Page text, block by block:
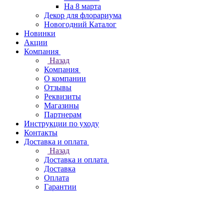
На 8 марта
Декор для флорариума
Новогодний Каталог
Новинки
Акции
Компания
Назад
Компания
О компании
Отзывы
Реквизиты
Магазины
Партнерам
Инструкции по уходу
Контакты
Доставка и оплата
Назад
Доставка и оплата
Доставка
Оплата
Гарантии